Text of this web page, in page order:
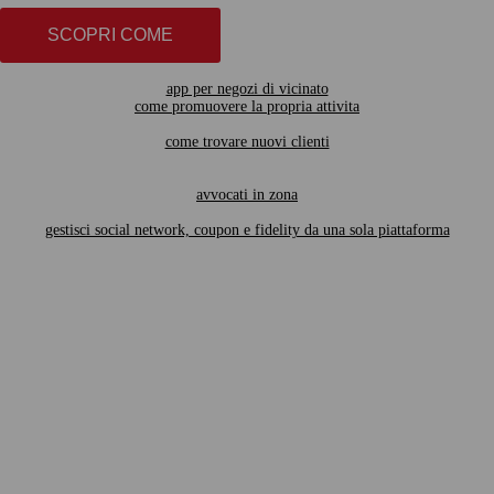
SCOPRI COME
app per negozi di vicinato
come promuovere la propria attivita
come trovare nuovi clienti
avvocati in zona
gestisci social network, coupon e fidelity da una sola piattaforma